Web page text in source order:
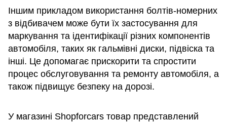
Іншим прикладом використання болтів-номерних
з відбивачем може бути їх застосування для
маркування та ідентифікації різних компонентів
автомобіля, таких як гальмівні диски, підвіска та
інші. Це допомагає прискорити та спростити
процес обслуговування та ремонту автомобіля, а
також підвищує безпеку на дорозі.
У магазині Shopforcars товар представлений